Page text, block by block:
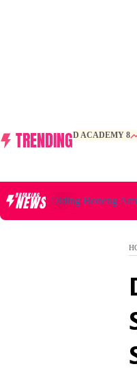
TRENDINGD ACADEMY 8
BREAKING
NEWS
Diding Boneng Ambruk